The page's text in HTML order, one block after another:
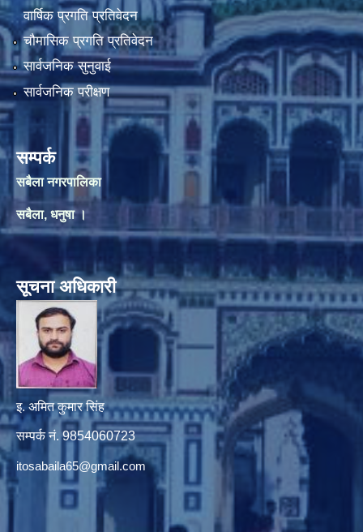
वार्षिक प्रगति प्रतिवेदन
चौमासिक प्रगति प्रतिवेदन
सार्वजनिक सुनुवाई
सार्वजनिक परीक्षण
सम्पर्क
सबैला नगरपालिका
सबैला, धनुषा ।
सूचना अधिकारी
इ. अमित कुमार सिंह
सम्पर्क नं. 9854060723
itosabaila65@gmail.com